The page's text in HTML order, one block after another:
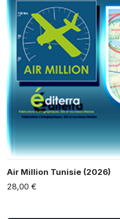
Air Million Tunisie (2026)
28,00 €